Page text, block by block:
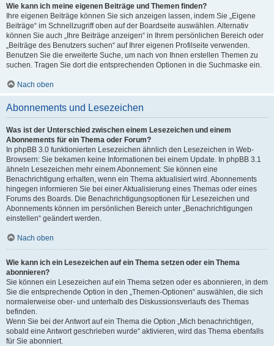
Wie kann ich meine eigenen Beiträge und Themen finden?
Ihre eigenen Beiträge können Sie sich anzeigen lassen, indem Sie „Eigene
Beiträge“ im Schnellzugriff oben auf der Boardseite auswählen. Alternativ
können Sie auch „Ihre Beiträge anzeigen“ in Ihrem persönlichen Bereich oder
„Beiträge des Benutzers suchen“ auf Ihrer eigenen Profilseite verwenden.
Benutzen Sie die erweiterte Suche, um nach von Ihnen erstellen Themen zu
suchen. Tragen Sie dort die entsprechenden Optionen in die Suchmaske ein.
Nach oben
Abonnements und Lesezeichen
Was ist der Unterschied zwischen einem Lesezeichen und einem
Abonnements für ein Thema oder Forum?
In phpBB 3.0 funktionierten Lesezeichen ähnlich den Lesezeichen in Web-
Browsern: Sie bekamen keine Informationen bei einem Update. In phpBB 3.1
ähneln Lesezeichen mehr einem Abonnement: Sie können eine
Benachrichtigung erhalten, wenn ein Thema aktualisiert wird. Abonnements
hingegen informieren Sie bei einer Aktualisierung eines Themas oder eines
Forums des Boards. Die Benachrichtigungsoptionen für Lesezeichen und
Abonnements können im persönlichen Bereich unter „Benachrichtigungen
einstellen“ geändert werden.
Nach oben
Wie kann ich ein Lesezeichen auf ein Thema setzen oder ein Thema
abonnieren?
Sie können ein Lesezeichen auf ein Thema setzen oder es abonnieren, in dem
Sie die entsprechende Option in den „Themen-Optionen“ auswählen, die sich
normalerweise ober- und unterhalb des Diskussionsverlaufs des Themas
befinden.
Wenn Sie bei der Antwort auf ein Thema die Option „Mich benachrichtigen,
sobald eine Antwort geschrieben wurde“ aktivieren, wird das Thema ebenfalls
für Sie abonniert.